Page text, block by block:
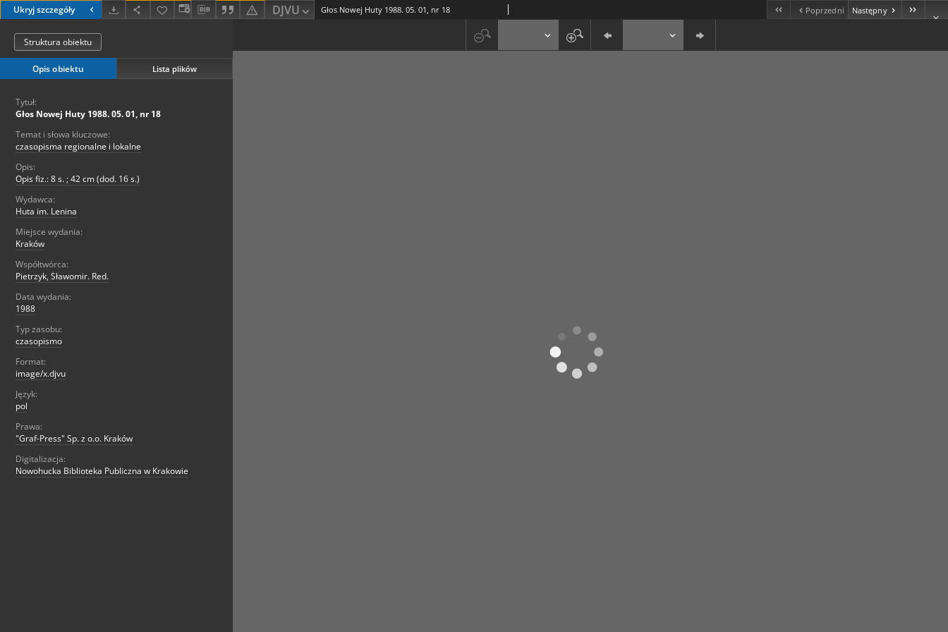
Ukryj szczegóły DJVU Głos Nowej Huty 1988. 05. 01, nr 18 Poprzedni Następny
Struktura obiektu
Opis obiektu Lista plików
Tytuł:
Głos Nowej Huty 1988. 05. 01, nr 18
Temat i słowa kluczowe:
czasopisma regionalne i lokalne
Opis:
Opis fiz.: 8 s. ; 42 cm (dod. 16 s.)
Wydawca:
Huta im. Lenina
Miejsce wydania:
Kraków
Współtwórca:
Pietrzyk, Sławomir. Red.
Data wydania:
1988
Typ zasobu:
czasopismo
Format:
image/x.djvu
Język:
pol
Prawa:
"Graf-Press" Sp. z o.o. Kraków
Digitalizacja:
Nowohucka Biblioteka Publiczna w Krakowie